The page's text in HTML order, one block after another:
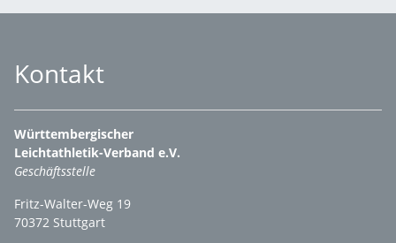
Kontakt
Württembergischer
Leichtathletik-Verband e.V.
Geschäftsstelle
Fritz-Walter-Weg 19
70372 Stuttgart